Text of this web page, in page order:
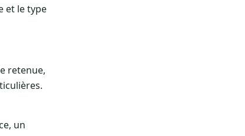
et le type
retenue,
un